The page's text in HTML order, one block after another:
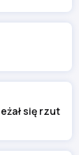
się rzut